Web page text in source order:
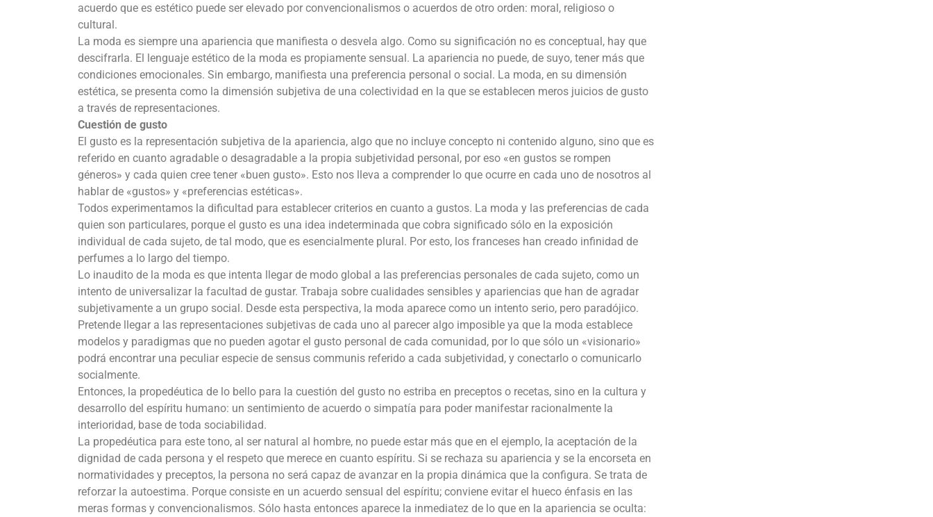
acuerdo que es estético puede ser elevado por convencionalismos o acuerdos de otro orden: moral, religioso o
cultural.
La moda es siempre una apariencia que manifiesta o desvela algo. Como su significación no es conceptual, hay que
descifrarla. El lenguaje estético de la moda es propiamente sensual. La apariencia no puede, de suyo, tener más que
condiciones emocionales. Sin embargo, manifiesta una preferencia personal o social. La moda, en su dimensión
estética, se presenta como la dimensión subjetiva de una colectividad en la que se establecen meros juicios de gusto
a través de representaciones.
Cuestión de gusto
El gusto es la representación subjetiva de la apariencia, algo que no incluye concepto ni contenido alguno, sino que es
referido en cuanto agradable o desagradable a la propia subjetividad personal, por eso «en gustos se rompen
géneros» y cada quien cree tener «buen gusto». Esto nos lleva a comprender lo que ocurre en cada uno de nosotros al
hablar de «gustos» y «preferencias estéticas».
Todos experimentamos la dificultad para establecer criterios en cuanto a gustos. La moda y las preferencias de cada
quien son particulares, porque el gusto es una idea indeterminada que cobra significado sólo en la exposición
individual de cada sujeto, de tal modo, que es esencialmente plural. Por esto, los franceses han creado infinidad de
perfumes a lo largo del tiempo.
Lo inaudito de la moda es que intenta llegar de modo global a las preferencias personales de cada sujeto, como un
intento de universalizar la facultad de gustar. Trabaja sobre cualidades sensibles y apariencias que han de agradar
subjetivamente a un grupo social. Desde esta perspectiva, la moda aparece como un intento serio, pero paradójico.
Pretende llegar a las representaciones subjetivas de cada uno al parecer algo imposible ya que la moda establece
modelos y paradigmas que no pueden agotar el gusto personal de cada comunidad, por lo que sólo un «visionario»
podrá encontrar una peculiar especie de sensus communis referido a cada subjetividad, y conectarlo o comunicarlo
socialmente.
Entonces, la propedéutica de lo bello para la cuestión del gusto no estriba en preceptos o recetas, sino en la cultura y
desarrollo del espíritu humano: un sentimiento de acuerdo o simpatía para poder manifestar racionalmente la
interioridad, base de toda sociabilidad.
La propedéutica para este tono, al ser natural al hombre, no puede estar más que en el ejemplo, la aceptación de la
dignidad de cada persona y el respeto que merece en cuanto espíritu. Si se rechaza su apariencia y se la encorseta en
normatividades y preceptos, la persona no será capaz de avanzar en la propia dinámica que la configura. Se trata de
reforzar la autoestima. Porque consiste en un acuerdo sensual del espíritu; conviene evitar el hueco énfasis en las
meras formas y convencionalismos. Sólo hasta entonces aparece la inmediatez de lo que en la apariencia se oculta: